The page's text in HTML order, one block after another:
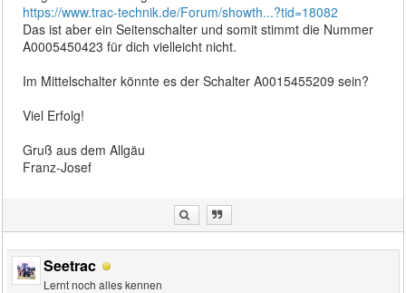
https://www.trac-technik.de/Forum/showth...?tid=18082
Das ist aber ein Seitenschalter und somit stimmt die Nummer
A0005450423 für dich vielleicht nicht.
Im Mittelschalter könnte es der Schalter A0015455209 sein?
Viel Erfolg!
Gruß aus dem Allgäu
Franz-Josef
Seetrac
Lernt noch alles kennen